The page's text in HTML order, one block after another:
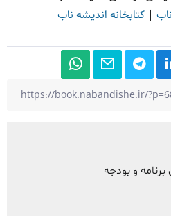
| کتابخانه اندیشه ناب
و بودجه